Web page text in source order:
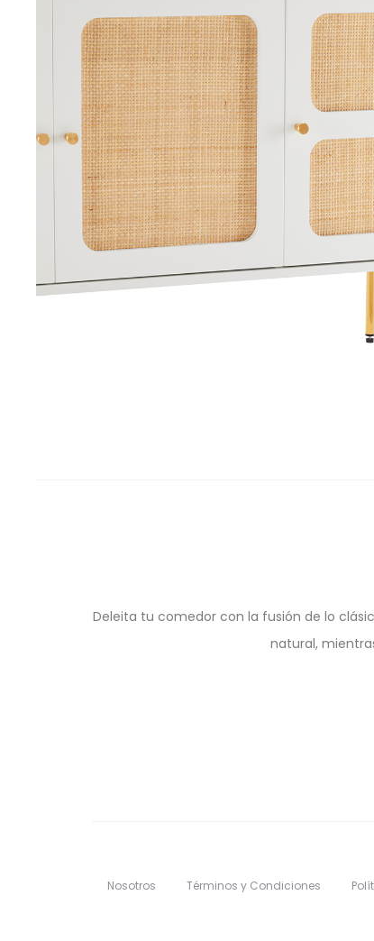
Deleita tu comedor con la fusión de lo
natural,
Nosotros Términos y Condiciones